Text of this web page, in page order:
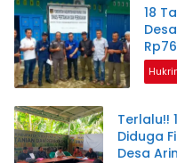
18
Terlalu!!
Diduga
Desa